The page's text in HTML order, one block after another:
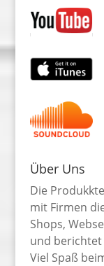
Über Uns
Die
mit Firmen
Shops,
und
Viel Spaß